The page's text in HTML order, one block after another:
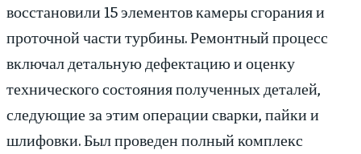
восстановили 15 элементов камеры сгорания и
проточной части турбины. Ремонтный процесс
включал детальную дефектацию и оценку
технического состояния полученных деталей,
следующие за этим операции сварки, пайки и
шлифовки. Был проведен полный комплекс